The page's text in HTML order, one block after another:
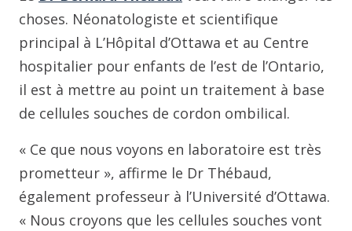
choses. Néonatologiste et scientifique
principal à L’Hôpital d’Ottawa et au Centre
hospitalier pour enfants de l’est de l’Ontario,
il est à mettre au point un traitement à base
de cellules souches de cordon ombilical.
« Ce que nous voyons en laboratoire est très
prometteur », affirme le Dr Thébaud,
également professeur à l’Université d’Ottawa.
« Nous croyons que les cellules souches vont